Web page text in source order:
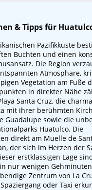
& Tipps für
Pazifikküste
Buchten und einen
Die Region
Atmosphäre,
Vegetation am Fuße
in direkter Nähe
Santa Cruz, die
mit ihrer berühmten
Guadalupe sowie die
Huatulco. Die
direkt am Muelle de
der sich im Herzen der
erstklassigen Lage
nur wenigen
Zentrum von La
oder Taxi